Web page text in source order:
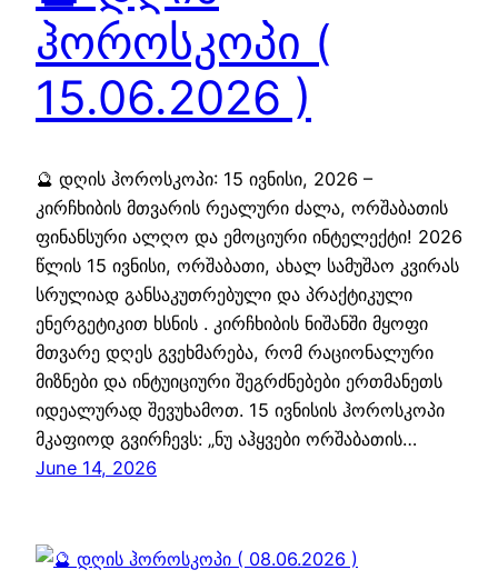
ჰოროსკოპი (
15.06.2026 )
🔮 დღის ჰოროსკოპი: 15 ივნისი, 2026 –
კირჩხიბის მთვარის რეალური ძალა, ორშაბათის
ფინანსური ალღო და ემოციური ინტელექტი! 2026
წლის 15 ივნისი, ორშაბათი, ახალ სამუშაო კვირას
სრულიად განსაკუთრებული და პრაქტიკული
ენერგეტიკით ხსნის . კირჩხიბის ნიშანში მყოფი
მთვარე დღეს გვეხმარება, რომ რაციონალური
მიზნები და ინტუიციური შეგრძნებები ერთმანეთს
იდეალურად შევუხამოთ. 15 ივნისის ჰოროსკოპი
მკაფიოდ გვირჩევს: „ნუ აჰყვები ორშაბათის…
June 14, 2026